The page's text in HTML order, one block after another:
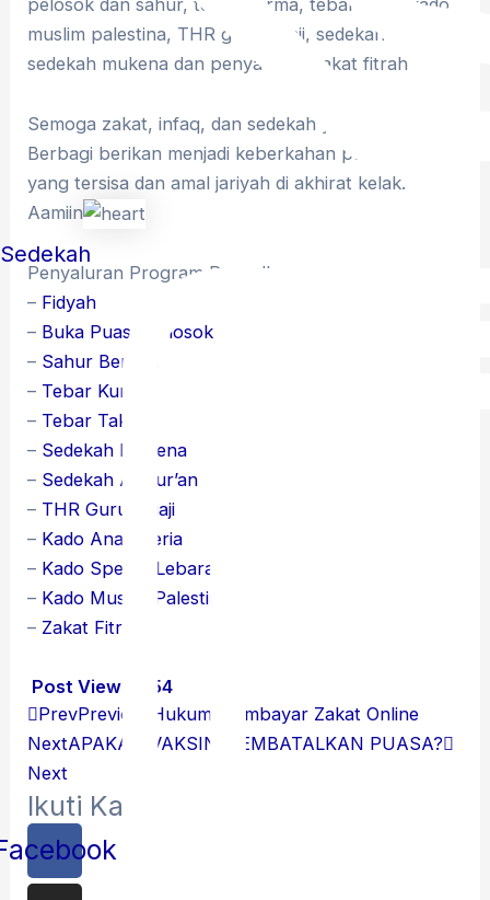
muslim palestina, THR guru ngaji, sedekah qur’an,
sedekah mukena dan penyaluran zakat fitrah
Semoga zakat, infaq, dan sedekah yang Sobat
Berbagi berikan menjadi keberkahan pada harta
yang tersisa dan amal jariyah di akhirat kelak.
Aamiin
Penyaluran Program Ramadhan
– Fidyah
– Buka Puasa Pelosok
– Sahur Berkah
– Tebar Kurma
– Tebar Takjil
– Sedekah Mukena
– Sedekah Al Qur’an
– THR Guru Ngaji
– Kado Anak Ceria
– Kado Spesial Lebaran
– Kado Muslim Palestina
– Zakat Fitrah
Post Views:
254
PrevPrevious
Hukum Membayar Zakat Online
NextAPAKAH VAKSIN MEMBATALKAN PUASA?
Next
Ikuti Kami
Sedekah